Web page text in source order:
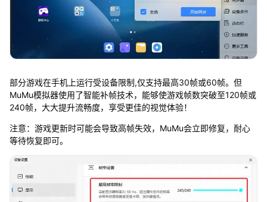
部分游戏在手机上运行受设备限制,仅支持最高30帧或60帧。但
MuMu模拟器使用了智能补帧技术，能够使游戏帧数突破至120帧或
240帧，大大提升流畅度，享受更佳的视觉体验！
注意：游戏更新时可能会导致高帧失效，MuMu会立即修复，耐心
等待恢复即可。